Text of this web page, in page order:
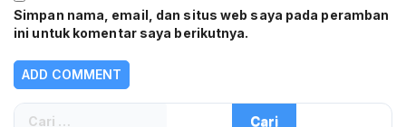
Simpan nama, email, dan situs web saya pada peramban
ini untuk komentar saya berikutnya.
Cari